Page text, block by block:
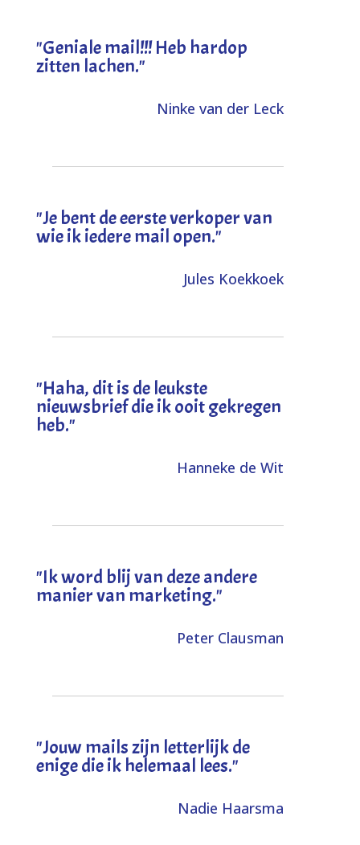
"Geniale mail!!! Heb hardop
zitten lachen."
Ninke van der Leck
"Je bent de eerste verkoper van
wie ik iedere mail open."
Jules Koekkoek
"Haha, dit is de leukste
nieuwsbrief die ik ooit gekregen
heb."
Hanneke de Wit
"Ik word blij van deze andere
manier van marketing."
Peter Clausman
"Jouw mails zijn letterlijk de
enige die ik helemaal lees."
Nadie Haarsma